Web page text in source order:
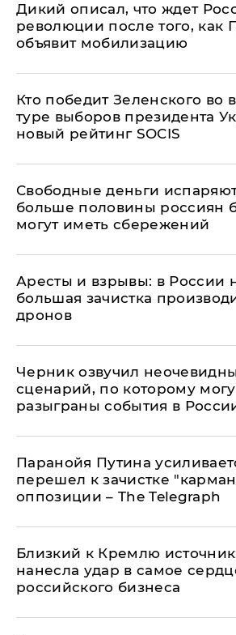
Дикий описал, что ждет
революции после того, как
объявит мобилизацию
Кто победит Зеленского во
туре выборов президента
новый рейтинг SOCIS
Свободные деньги
больше половины россиян
могут иметь сбережений
Аресты и взрывы: в России
большая зачистка
дронов
Черник озвучил
сценарий, по которому
разыграны события в
Паранойя Путина
перешел к зачистке
оппозиции – The Telegraph
Близкий к Кремлю
нанесла удар в самое
российского бизнеса